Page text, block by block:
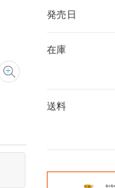
発売日
在庫
送料